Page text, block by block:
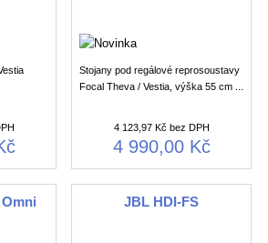
Stojany pod regálové reprosoustavy
Focal Theva / Vestia, výška 55 cm ...
4 123,97 Kč bez DPH
4 990,00 Kč
JBL HDI-FS